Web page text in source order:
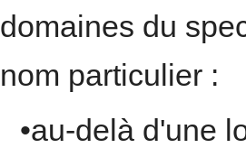
domaines du
nom particulier :
•au-delà d'une